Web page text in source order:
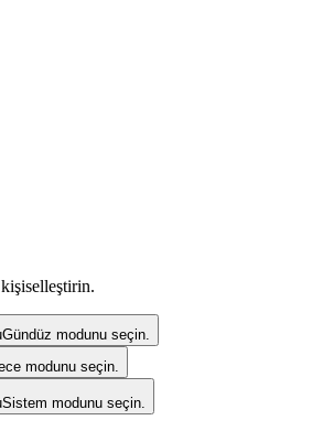
Gündüz modunu seçin.
modunu seçin.
Sistem modunu seçin.